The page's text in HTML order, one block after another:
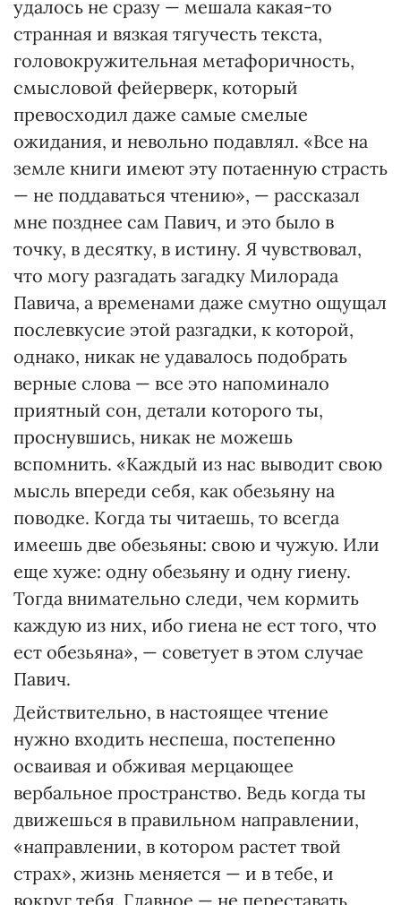
удалось не сразу — мешала какая-то
странная и вязкая тягучесть текста,
головокружительная метафоричность,
смысловой фейерверк, который
превосходил даже самые смелые
ожидания, и невольно подавлял. «Все на
земле книги имеют эту потаенную страсть
— не поддаваться чтению», — рассказал
мне позднее сам Павич, и это было в
точку, в десятку, в истину. Я чувствовал,
что могу разгадать загадку Милорада
Павича, а временами даже смутно ощущал
послевкусие этой разгадки, к которой,
однако, никак не удавалось подобрать
верные слова — все это напоминало
приятный сон, детали которого ты,
проснувшись, никак не можешь
вспомнить. «Каждый из нас выводит свою
мысль впереди себя, как обезьяну на
поводке. Когда ты читаешь, то всегда
имеешь две обезьяны: свою и чужую. Или
еще хуже: одну обезьяну и одну гиену.
Тогда внимательно следи, чем кормить
каждую из них, ибо гиена не ест того, что
ест обезьяна», — советует в этом случае
Павич.
Действительно, в настоящее чтение
нужно входить неспеша, постепенно
осваивая и обживая мерцающее
вербальное пространство. Ведь когда ты
движешься в правильном направлении,
«направлении, в котором растет твой
страх», жизнь меняется — и в тебе, и
вокруг тебя. Главное — не переставать